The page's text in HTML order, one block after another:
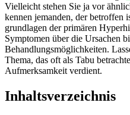
Vielleicht stehen Sie ja vor
kennen jemanden, ⁢der betroffen
grundlagen der⁤ primären
Symptomen über ⁤die⁢ Ursachen
Behandlungsmöglichkeiten.
Thema, das oft als Tabu
Aufmerksamkeit verdient.
Inhaltsverzeichnis